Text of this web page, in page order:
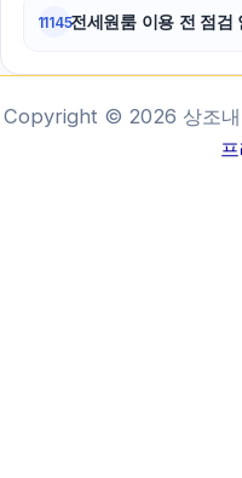
11145전세원룸 이용 전 점
Copyright © 2026 상조